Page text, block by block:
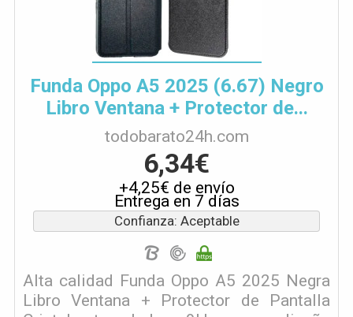
Funda Oppo A5 2025 (6.67) Negro
Libro Ventana + Protector de...
todobarato24h.com
6,34€
+4,25€ de envío
Entrega en 7 días
Confianza: Aceptable
Alta calidad Funda Oppo A5 2025 Negra
Libro Ventana + Protector de Pantalla